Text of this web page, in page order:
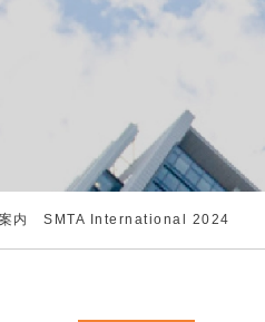
内 SMTA International 2024